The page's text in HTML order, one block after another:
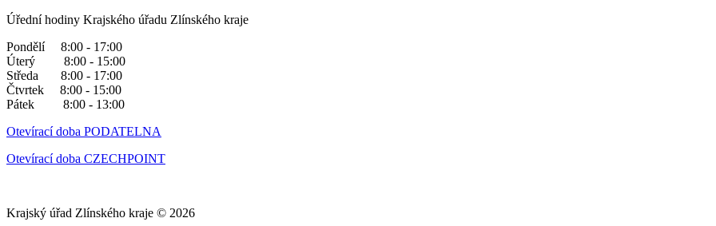
Úřední hodiny Krajského úřadu Zlínského kraje
Pondělí 8:00 - 17:00
Úterý 8:00 - 15:00
Středa 8:00 - 17:00
Čtvrtek 8:00 - 15:00
Pátek 8:00 - 13:00
Otevírací doba PODATELNA
Otevírací doba CZECHPOINT
Krajský úřad Zlínského kraje © 2026